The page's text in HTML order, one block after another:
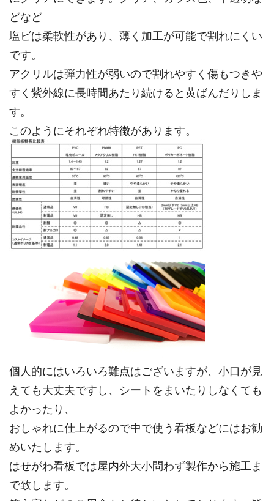
どなど
塩ビは柔軟性があり、薄く加工が可能で割れにくい
です。
アクリルは弾力性が弱いので割れやすく傷もつきや
すく紫外線に長時間あたり続けると黄ばんだりしま
す。
このようにそれぞれ特徴があります。
個人的にはいろいろ難点はございますが、小口が見
えても大丈夫ですし、シートをまいたりしなくても
よかったり、
おしゃれに仕上がるので中で使う看板などにはお勧
めいたします。
はせがわ看板では屋内外大小問わず製作から施工ま
で致します。